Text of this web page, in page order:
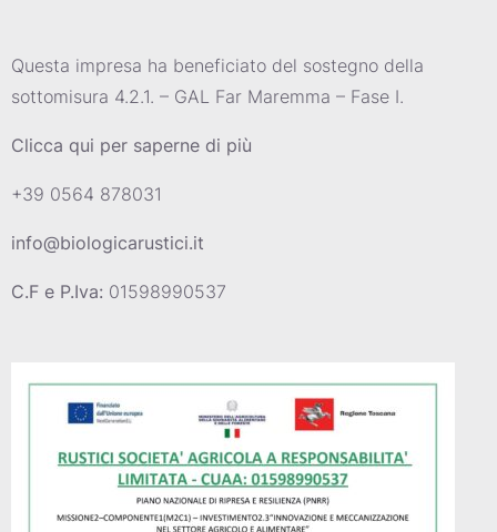
Questa impresa ha beneficiato del sostegno della
sottomisura 4.2.1. – GAL Far Maremma – Fase I.
Clicca qui per saperne di più
+39 0564 878031
info@biologicarustici.it
C.F e P.Iva: 01598990537